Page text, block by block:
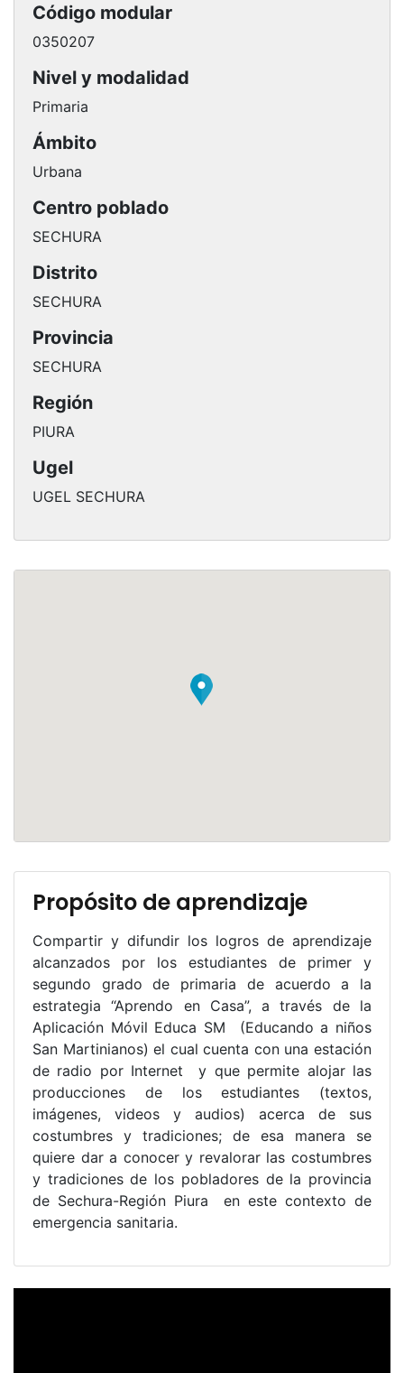
Código modular
0350207
Nivel y modalidad
Primaria
Ámbito
Urbana
Centro poblado
SECHURA
Distrito
SECHURA
Provincia
SECHURA
Región
PIURA
Ugel
UGEL SECHURA
Propósito de aprendizaje
Compartir y difundir los logros de aprendizaje
alcanzados por los estudiantes de primer y
segundo grado de primaria de acuerdo a la
estrategia “Aprendo en Casa”, a través de la
Aplicación Móvil Educa SM (Educando a niños
San Martinianos) el cual cuenta con una estación
de radio por Internet y que permite alojar las
producciones de los estudiantes (textos,
imágenes, videos y audios) acerca de sus
costumbres y tradiciones; de esa manera se
quiere dar a conocer y revalorar las costumbres
y tradiciones de los pobladores de la provincia
de Sechura-Región Piura en este contexto de
emergencia sanitaria.